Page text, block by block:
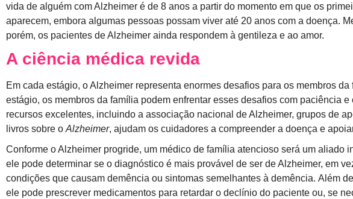
vida de alguém com Alzheimer é de 8 anos a partir do momento em que os
aparecem, embora algumas pessoas possam viver até 20 anos com a doença.
porém, os pacientes de Alzheimer ainda respondem à gentileza e ao amor.
A ciência médica revida
Em cada estágio, o Alzheimer representa enormes desafios para os membros da
estágio, os membros da família podem enfrentar esses desafios com paciência e
recursos excelentes, incluindo a associação nacional de Alzheimer, grupos de
livros sobre o Alzheimer, ajudam os cuidadores a compreender a doença e
Conforme o Alzheimer progride, um médico de família atencioso será um aliado
ele pode determinar se o diagnóstico é mais provável de ser de Alzheimer, em
condições que causam demência ou sintomas semelhantes à demência. Além
ele pode prescrever medicamentos para retardar o declínio do paciente ou, se